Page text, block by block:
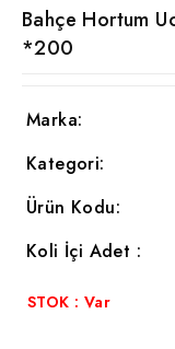
Bahçe Hortum
*200
Marka:
Kategori:
Ürün Kodu:
Koli İçi Adet :
STOK : Var